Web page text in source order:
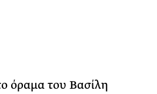
όραμα του Βασίλη